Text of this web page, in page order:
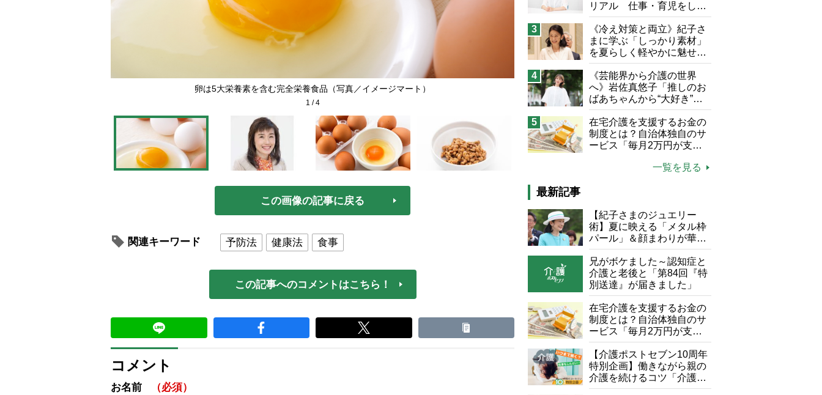
卵は5大栄養素を含む完全栄養食品（写真／イメージマート） 管理栄養士の菊池真由子さん
1 /4
この画像の記事に戻る
関連キーワード 予防法 健康法 食事
この記事へのコメントはこちら！
コメント
お名前 （必須）
る」
リアル 仕事・育児をしな
がら96歳の義祖母と同居し
て介護 プロだから言える
「家での介護は“雑”でも気
にしない」
3
《冷え対策と両立》紀子さ
まに学ぶ「しっかり素材」
を夏らしく軽やかに魅せる
3つの着こなし法則
4
《芸能界から介護の世界
へ》岩佐真悠子「推しのお
ばあちゃんから“大好き”を
もらえる」理不尽さも吹き
飛ぶ“やりがい”、介護の現
場は「愛おしい」
5
在宅介護を支援するお金の
制度とは？自治体独自のサ
ービス「毎月2万円が支給
一覧を見る
最新記事
【紀子さまのジュエリー
術】夏に映える「メタル枠
パール」＆顔まわりが華や
ぐ「揺れる一粒」の使い分
け方
兄がボケました～認知症と
介護と老後と「第84回『特
別送達』が届きました」
在宅介護を支援するお金の
制度とは？自治体独自のサ
ービス「毎月2万円が支給
される」ケースも【FP解
説】
【介護ポストセブン10周年
特別企画】働きながら親の
介護を続けるコツ「介護は
10年以上続くことも…3つ